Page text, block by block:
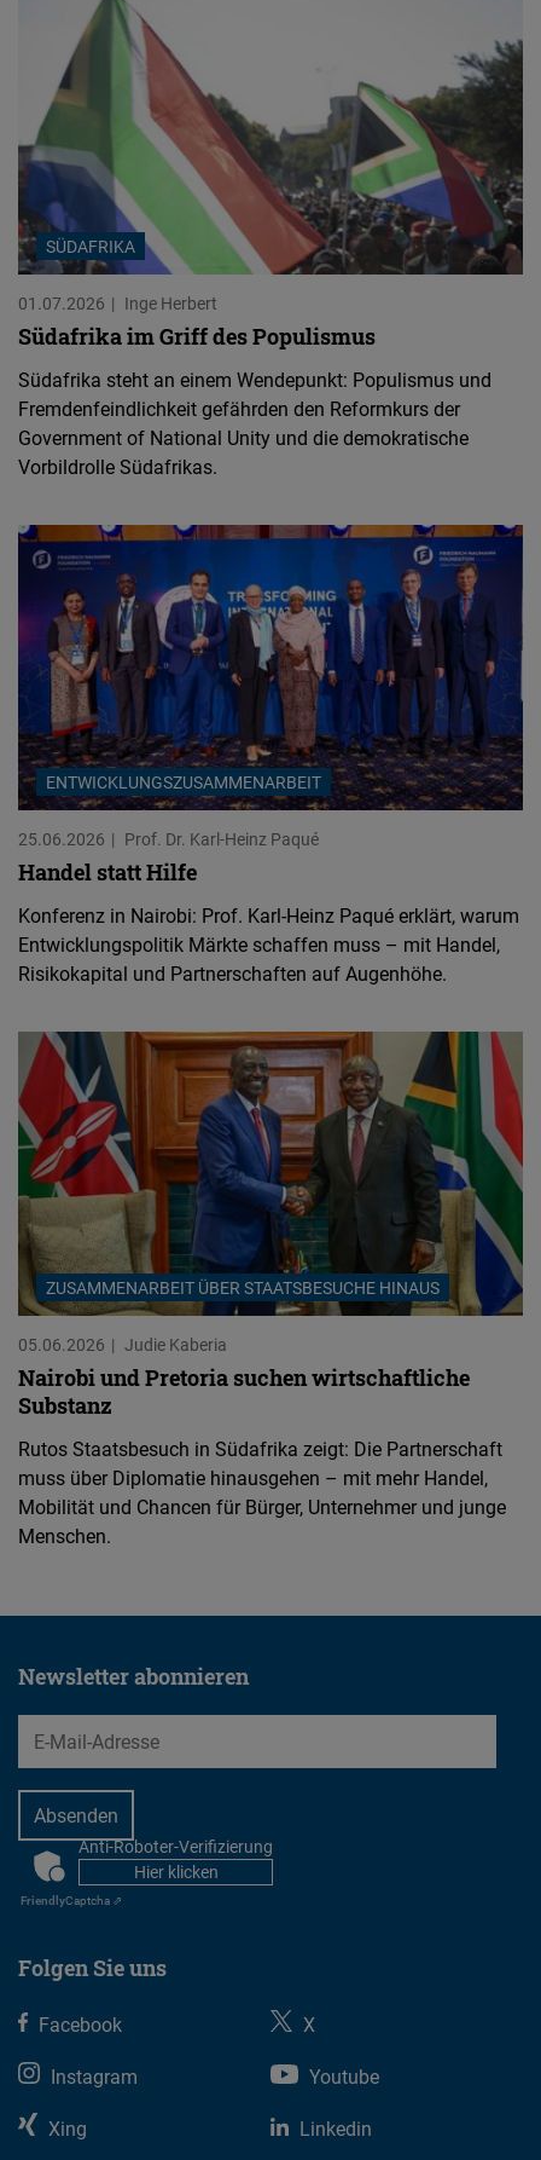
SÜDAFRIKA
01.07.2026 Inge Herbert
Südafrika im Griff des Populismus
Südafrika steht an einem Wendepunkt: Populismus und
Fremdenfeindlichkeit gefährden den Reformkurs der
Government of National Unity und die demokratische
Vorbildrolle Südafrikas.
ENTWICKLUNGSZUSAMMENARBEIT
25.06.2026 Prof. Dr. Karl-Heinz Paqué
Handel statt Hilfe
Konferenz in Nairobi: Prof. Karl-Heinz Paqué erklärt, warum
Entwicklungspolitik Märkte schaffen muss – mit Handel,
Risikokapital und Partnerschaften auf Augenhöhe.
ZUSAMMENARBEIT ÜBER STAATSBESUCHE HINAUS
05.06.2026 Judie Kaberia
Nairobi und Pretoria suchen wirtschaftliche
Substanz
Rutos Staatsbesuch in Südafrika zeigt: Die Partnerschaft
muss über Diplomatie hinausgehen – mit mehr Handel,
Mobilität und Chancen für Bürger, Unternehmer und junge
Menschen.
Newsletter abonnieren
EMail
CAPTCHAAnti-Roboter-Verifizierung
Hier klicken
FriendlyCaptcha ⇗
Folgen Sie uns
Facebook
X
Instagram
Youtube
Xing
Linkedin